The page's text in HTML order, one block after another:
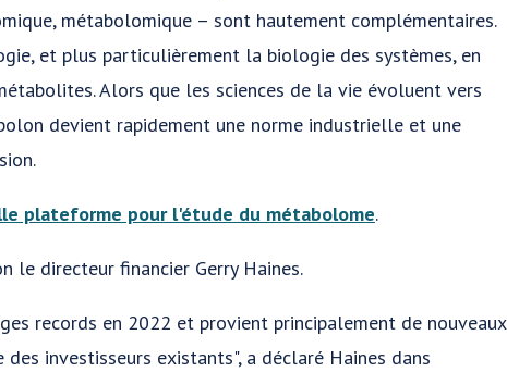
métabolomique – sont hautement complémentaires.
et plus particulièrement la biologie des systèmes, en
Alors que les sciences de la vie évoluent vers
devient rapidement une norme industrielle et une
plateforme pour l'étude du métabolome.
le directeur financier Gerry Haines.
records en 2022 et provient principalement de nouveaux
investisseurs existants", a déclaré Haines dans